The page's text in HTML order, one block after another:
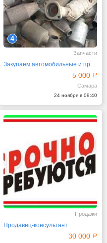
4
Запчасти
Закупаем автомобильные и промышленные катализаторы б/у
5 000
Самара
24 ноября в 09:40
Продажи
Продавец-консультант
30 000